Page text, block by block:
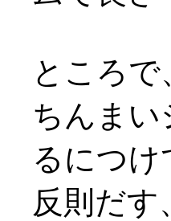
ところで
ちんま
るにつけ
反則だ